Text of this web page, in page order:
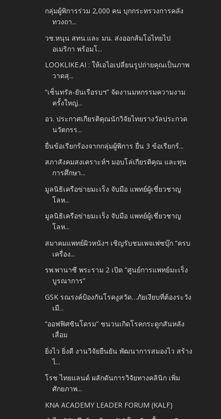
กลุ่มผู้พิการร่วม 2,000 คน บุกกระทรวงการคลัง
ทวงถา...
วช.หนุน สทน.และ มน. ส่งออกส้มโอไทยไป
อเมริกา พร้อมโ...
LOOKLIKE.AI : ให้เอไอเปลี่ยนรูปถ่ายคุณเป็นภาพ
วาดสุ...
“เซ็นทรัล-ยันเรือรบฯ” จัดงานมหกรรมความงาม
ครั้งใหญ่...
อว. ประกาศเกียรติคุณนักวิจัยไทยรางวัลประกวด
นวัตกรร...
ยื่นข้อเรียกร้องจากกลุ่มผู้พิการ ยื่น 3 ข้อเรียกร้...
สภาสังคมสงเคราะห์ฯ มอบโล่เกียรติคุณ และทุน
การศึกษา...
มูลนิธิเครือข่ายมะเร็ง จับมือ แพทย์ผู้เชี่ยวชาญ
โลห...
มูลนิธิเครือข่ายมะเร็ง จับมือ แพทย์ผู้เชี่ยวชาญ
โลห...
สมาคมแพทย์ผิวหนังฯ เชิญรับชมเพจเฟซบุ๊ก “ครบ
เครื่อง...
รพ.พานาซี พระราม 2 เปิด “ศูนย์การแพทย์มะเร็ง
บูรณาการ”
GSK รณรงค์ป้องกันโรคงูสวัด…ภัยเงียบที่ต้องระวัง
เมื...
“ออฟฟิศซินโดรม” ชนวนเกิดโรคกระดูกสันหลัง
เสื่อม
ยิ่งไว ยิ่งดี งานวิจัยยืนยัน พัฒนาการสมองไว สร้าง
ไ...
โรช ไทยแลนด์ ผลักดันการวิจัยทางคลินิก เพิ่ม
ศักยภาพ...
KNA ACADEMY LEADER FORUM (KALF)